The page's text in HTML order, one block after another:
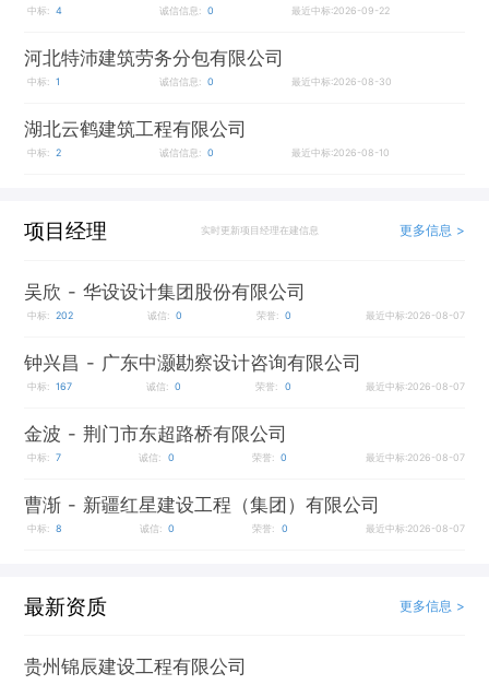
中标: 4 诚信信息: 0 最近中标:2026-09-22
河北特沛建筑劳务分包有限公司
中标: 1 诚信信息: 0 最近中标:2026-08-30
湖北云鹤建筑工程有限公司
中标: 2 诚信信息: 0 最近中标:2026-08-10
项目经理 实时更新项目经理在建信息 更多信息 >
吴欣 - 华设设计集团股份有限公司
中标: 202 诚信: 0 荣誉: 0 最近中标:2026-08-07
钟兴昌 - 广东中灏勘察设计咨询有限公司
中标: 167 诚信: 0 荣誉: 0 最近中标:2026-08-07
金波 - 荆门市东超路桥有限公司
中标: 7 诚信: 0 荣誉: 0 最近中标:2026-08-07
曹渐 - 新疆红星建设工程（集团）有限公司
中标: 8 诚信: 0 荣誉: 0 最近中标:2026-08-07
最新资质 更多信息 >
贵州锦辰建设工程有限公司